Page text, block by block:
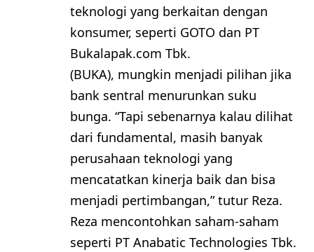
teknologi yang berkaitan dengan
konsumer, seperti GOTO dan PT
Bukalapak.com Tbk.
(BUKA), mungkin menjadi pilihan jika
bank sentral menurunkan suku
bunga. “Tapi sebenarnya kalau dilihat
dari fundamental, masih banyak
perusahaan teknologi yang
mencatatkan kinerja baik dan bisa
menjadi pertimbangan,” tutur Reza.
Reza mencontohkan saham-saham
seperti PT Anabatic Technologies Tbk.